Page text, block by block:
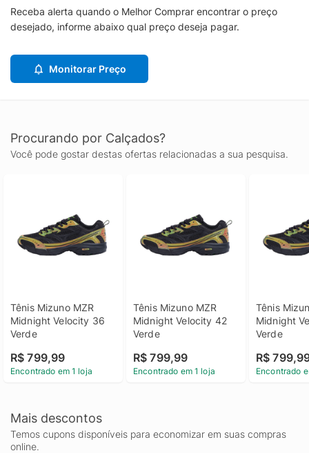
Receba alerta quando o Melhor Comprar encontrar o preço
desejado, informe abaixo qual preço deseja pagar.
Monitorar Preço
Procurando por Calçados?
Você pode gostar destas ofertas relacionadas a sua pesquisa.
Tênis Mizuno MZR
Midnight Velocity 36
Verde
R$ 799,99
Encontrado em 1 loja
Tênis Mizuno MZR
Midnight Velocity 42
Verde
R$ 799,99
Encontrado em 1 loja
Tênis
Midnight
Verde
R$
Encontrado
Mais descontos
Temos cupons disponíveis para economizar em suas compras
online.